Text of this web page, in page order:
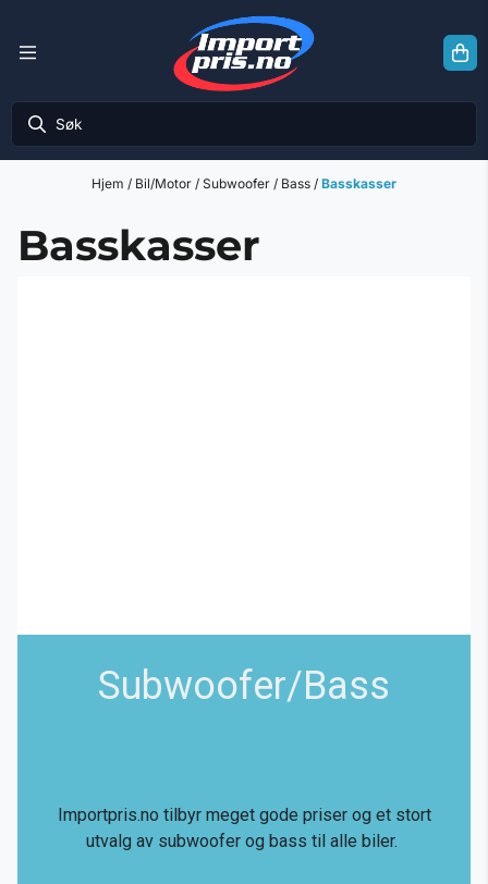
Hjem / Bil/Motor / Subwoofer / Bass / Basskasser
Basskasser
Subwoofer/Bass
Importpris.no tilbyr meget gode priser og et stort
utvalg av subwoofer og bass til alle biler.